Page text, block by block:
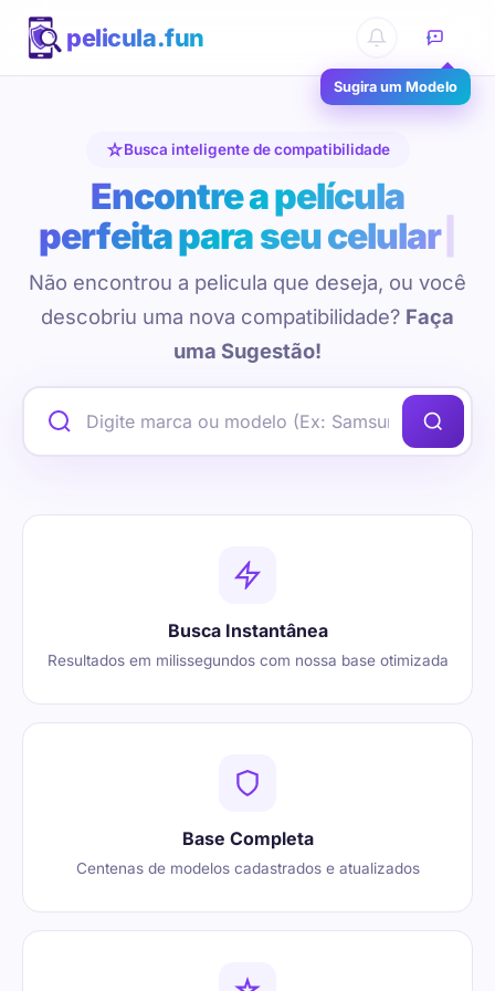
pelicula.fun
Sugira um Modelo
Busca inteligente de compatibilidade
Encontre a película
perfeita para seu celular
Não encontrou a pelicula que deseja, ou você
descobriu uma nova compatibilidade? Faça
uma Sugestão!
Busca Instantânea
Resultados em milissegundos com nossa base otimizada
Base Completa
Centenas de modelos cadastrados e atualizados